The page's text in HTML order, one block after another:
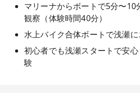
マリーナからボートで5分〜10
観察（体験時間40分）
水上バイク合体ボートで浅瀬
初心者でも浅瀬スタートで安
験